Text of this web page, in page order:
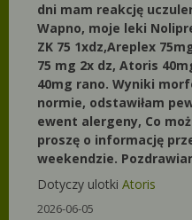
dni mam reakcję
Wapno, moje leki
ZK 75 1xdz,Areplex
75 mg 2x dz, Atoris
40mg rano. Wyniki
normie, odstawiłam
ewent alergeny, Co
proszę o informację
weekendzie.
Dotyczy ulotki Atoris
2026-06-05